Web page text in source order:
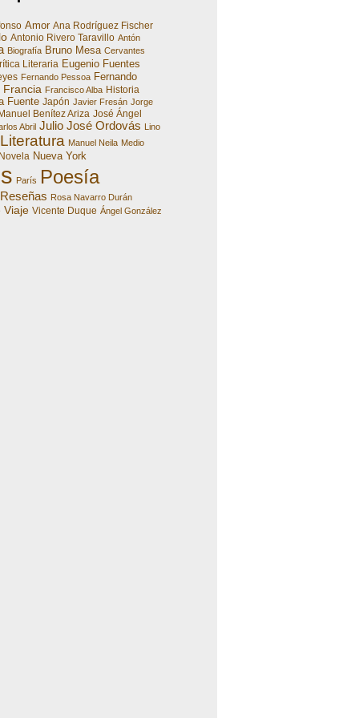
Amor Ana Rodríguez Fischer
Antonio Rivero Taravillo Antón
Biografía Bruno Mesa Cervantes
Literaria Eugenio Fuentes
Fernando Pessoa Fernando
Francia Francisco Alba Historia
Fuente Japón Javier Fresán Jorge
Benítez Ariza José Ángel
Abril Julio José Ordovás Lino
Literatura Manuel Neila Medio
Nueva York
París Poesía
Reseñas Rosa Navarro Durán
Viaje Vicente Duque Ángel González